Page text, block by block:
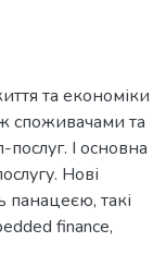
та економіки
споживачами та
І основна
Нові
панацеєю, такі
finance,